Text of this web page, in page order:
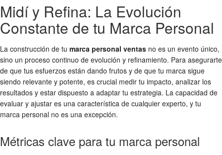
Midí y Refina: La Evolución
Constante de tu Marca Personal
La construcción de tu marca personal ventas no es un evento único,
sino un proceso continuo de evolución y refinamiento. Para asegurarte
de que tus esfuerzos están dando frutos y de que tu marca sigue
siendo relevante y potente, es crucial medir tu impacto, analizar los
resultados y estar dispuesto a adaptar tu estrategia. La capacidad de
evaluar y ajustar es una característica de cualquier experto, y tu
marca personal no es una excepción.
Métricas clave para tu marca personal